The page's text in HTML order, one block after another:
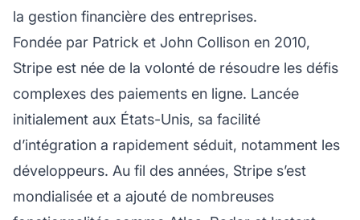
la gestion financière des entreprises.
Fondée par Patrick et John Collison en 2010,
Stripe est née de la volonté de résoudre les défis
complexes des paiements en ligne. Lancée
initialement aux États-Unis, sa facilité
d’intégration a rapidement séduit, notamment les
développeurs. Au fil des années, Stripe s’est
mondialisée et a ajouté de nombreuses